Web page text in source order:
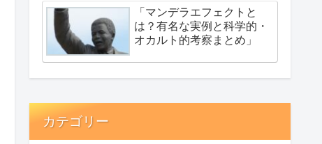
「マンデラエフェクトと
は？有名な実例と科学的・
オカルト的考察まとめ」
カテゴリー